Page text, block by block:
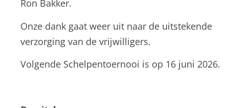
Ron Bakker.
Onze dank gaat weer uit naar de uitstekende
verzorging van de vrijwilligers.
Volgende Schelpentoernooi is op 16 juni 2026.